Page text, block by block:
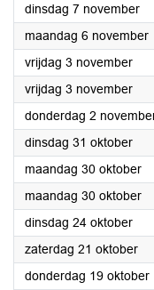
dinsdag 7 november
maandag 6 november
vrijdag 3 november2023
vrijdag 3 november2023
donderdag 2
dinsdag 31 oktober2023
maandag 30 oktober
maandag 30 oktober
dinsdag 24 oktober2023
zaterdag 21 oktober
donderdag 19 oktober